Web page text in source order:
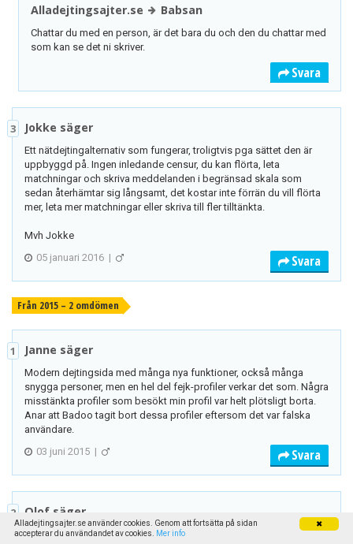
Alladejtingsajter.se Babsan
Chattar du med en person, är det bara du och den du chattar med
som kan se det ni skriver.
Svara
3 Jokke säger
Ett nätdejtingalternativ som fungerar, troligtvis pga sättet den är
uppbyggd på. Ingen inledande censur, du kan flörta, leta
matchningar och skriva meddelanden i begränsad skala som
sedan återhämtar sig långsamt, det kostar inte förrän du vill flörta
mer, leta mer matchningar eller skriva till fler tilltänkta.
Mvh Jokke
05 januari 2016 | Svara
Från 2015 – 2 omdömen
1 Janne säger
Modern dejtingsida med många nya funktioner, också många
snygga personer, men en hel del fejk-profiler verkar det som. Några
misstänkta profiler som besökt min profil var helt plötsligt borta.
Anar att Badoo tagit bort dessa profiler eftersom det var falska
användare.
03 juni 2015 | Svara
2 Olof säger
Brudarna på Badoo vill bara bli betygsatta och är svåra att snacka
✖
Alladejtingsajter.se använder cookies. Genom att fortsätta på sidan
accepterar du användandet av cookies.
Mer info